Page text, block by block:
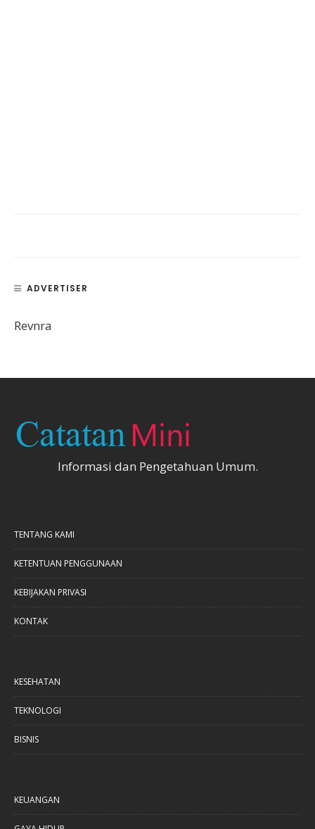
ADVERTISER
Revnra
Informasi dan Pengetahuan Umum.
TENTANG KAMI
KETENTUAN PENGGUNAAN
KEBIJAKAN PRIVASI
KONTAK
KESEHATAN
TEKNOLOGI
BISNIS
KEUANGAN